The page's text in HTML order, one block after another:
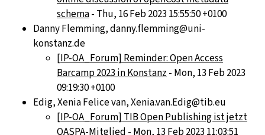
schema- Thu, 16 Feb 2023 15:55:50 +0100
Danny Flemming, danny.flemming@uni-
konstanz.de
[IP-OA_Forum] Reminder: Open Access
Barcamp 2023 in Konstanz - Mon, 13 Feb 2023
09:19:30 +0100
Edig, Xenia Felice van, Xenia.van.Edig@tib.eu
[IP-OA_Forum] TIB Open Publishing ist jetzt
OASPA-Mitglied - Mon, 13 Feb 2023 11:03:51